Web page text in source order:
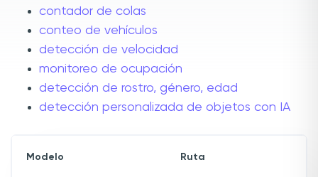
contador de colas
conteo de vehículos
detección de velocidad
monitoreo de ocupación
detección de rostro, género, edad
detección personalizada de objetos con IA
Modelo Ruta